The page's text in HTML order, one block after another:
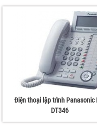
Điện thoại lập trình Panasonic
DT346